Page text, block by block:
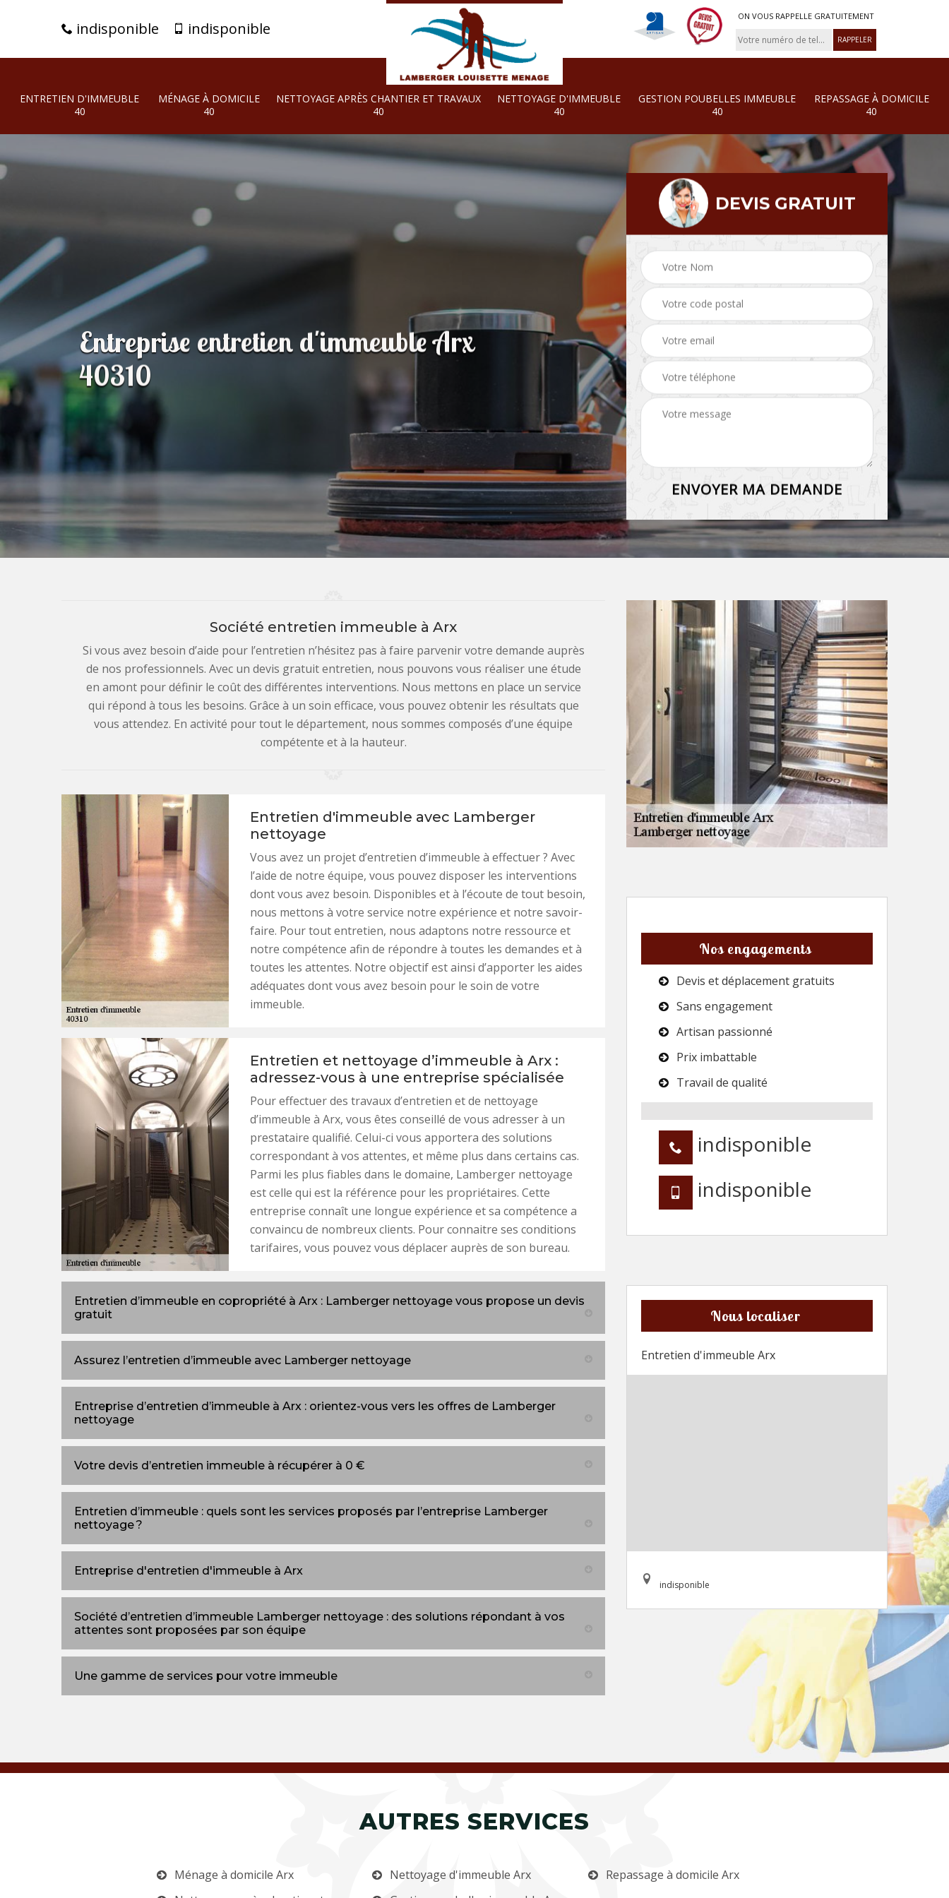
indisponible indisponible
ON VOUS RAPPELLE GRATUITEMENT
ENTRETIEN D'IMMEUBLE
40
MÉNAGE À DOMICILE
40
NETTOYAGE APRÈS CHANTIER ET TRAVAUX
40
NETTOYAGE D'IMMEUBLE
40
GESTION POUBELLES IMMEUBLE
40
REPASSAGE À DOMICILE
40
Entreprise entretien d'immeuble Arx
40310
DEVIS GRATUIT
Société entretien immeuble à Arx
Si vous avez besoin d’aide pour l’entretien n’hésitez pas à faire parvenir votre demande auprès
de nos professionnels. Avec un devis gratuit entretien, nous pouvons vous réaliser une étude
en amont pour définir le coût des différentes interventions. Nous mettons en place un service
qui répond à tous les besoins. Grâce à un soin efficace, vous pouvez obtenir les résultats que
vous attendez. En activité pour tout le département, nous sommes composés d’une équipe
compétente et à la hauteur.
Entretien d'immeuble avec Lamberger
nettoyage
Vous avez un projet d’entretien d’immeuble à effectuer ? Avec
l’aide de notre équipe, vous pouvez disposer les interventions
dont vous avez besoin. Disponibles et à l’écoute de tout besoin,
nous mettons à votre service notre expérience et notre savoir-
faire. Pour tout entretien, nous adaptons notre ressource et
notre compétence afin de répondre à toutes les demandes et à
toutes les attentes. Notre objectif est ainsi d’apporter les aides
adéquates dont vous avez besoin pour le soin de votre
immeuble.
Entretien et nettoyage d’immeuble à Arx :
adressez-vous à une entreprise spécialisée
Pour effectuer des travaux d’entretien et de nettoyage
d’immeuble à Arx, vous êtes conseillé de vous adresser à un
prestataire qualifié. Celui-ci vous apportera des solutions
correspondant à vos attentes, et même plus dans certains cas.
Parmi les plus fiables dans le domaine, Lamberger nettoyage
est celle qui est la référence pour les propriétaires. Cette
entreprise connaît une longue expérience et sa compétence a
convaincu de nombreux clients. Pour connaitre ses conditions
tarifaires, vous pouvez vous déplacer auprès de son bureau.
Entretien d’immeuble en copropriété à Arx : Lamberger nettoyage vous propose un devis
gratuit
Assurez l’entretien d’immeuble avec Lamberger nettoyage
Entreprise d’entretien d’immeuble à Arx : orientez-vous vers les offres de Lamberger
nettoyage
Votre devis d’entretien immeuble à récupérer à 0 €
Entretien d’immeuble : quels sont les services proposés par l’entreprise Lamberger
nettoyage ?
Entreprise d'entretien d'immeuble à Arx
Société d’entretien d’immeuble Lamberger nettoyage : des solutions répondant à vos
attentes sont proposées par son équipe
Une gamme de services pour votre immeuble
Nos engagements
Devis et déplacement gratuits
Sans engagement
Artisan passionné
Prix imbattable
Travail de qualité
indisponible
indisponible
Nous localiser
Entretien d'immeuble Arx
indisponible
AUTRES SERVICES
Ménage à domicile Arx
Nettoyage d'immeuble Arx
Repassage à domicile Arx